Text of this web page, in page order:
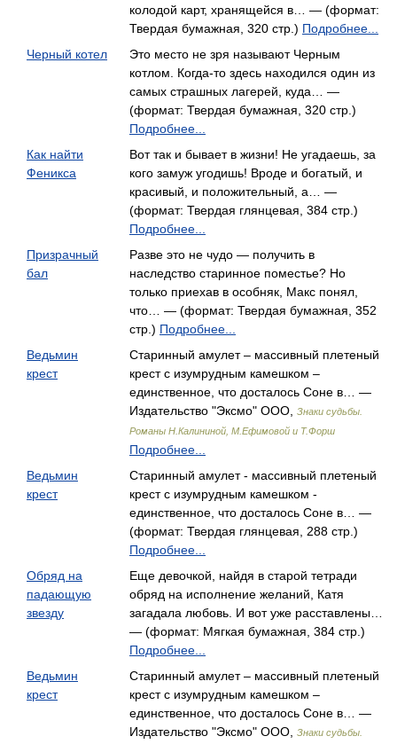
колодой карт, хранящейся в… — (формат:
Твердая бумажная, 320 стр.) Подробнее...
Черный котел
Это место не зря называют Черным
котлом. Когда-то здесь находился один из
самых страшных лагерей, куда… —
(формат: Твердая бумажная, 320 стр.)
Подробнее...
Как найти
Феникса
Вот так и бывает в жизни! Не угадаешь, за
кого замуж угодишь! Вроде и богатый, и
красивый, и положительный, а… —
(формат: Твердая глянцевая, 384 стр.)
Подробнее...
Призрачный
бал
Разве это не чудо — получить в
наследство старинное поместье? Но
только приехав в особняк, Макс понял,
что… — (формат: Твердая бумажная, 352
стр.) Подробнее...
Ведьмин
крест
Старинный амулет – массивный плетеный
крест с изумрудным камешком –
единственное, что досталось Соне в… —
Издательство "Эксмо" ООО,
Знаки судьбы.
Романы Н.Калининой, М.Ефимовой и Т.Форш
Подробнее...
Ведьмин
крест
Старинный амулет - массивный плетеный
крест с изумрудным камешком -
единственное, что досталось Соне в… —
(формат: Твердая глянцевая, 288 стр.)
Подробнее...
Обряд на
падающую
звезду
Еще девочкой, найдя в старой тетради
обряд на исполнение желаний, Катя
загадала любовь. И вот уже расставлены…
— (формат: Мягкая бумажная, 384 стр.)
Подробнее...
Ведьмин
крест
Старинный амулет – массивный плетеный
крест с изумрудным камешком –
единственное, что досталось Соне в… —
Издательство "Эксмо" ООО,
Знаки судьбы.